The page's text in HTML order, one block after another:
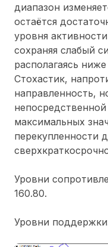
диапазон
остаётся
уровня
сохраняя слабый
располагаясь
Стохастик,
направленность,
максимальных
перекупленности
Уровни
160.80.
Уровни поддержки: